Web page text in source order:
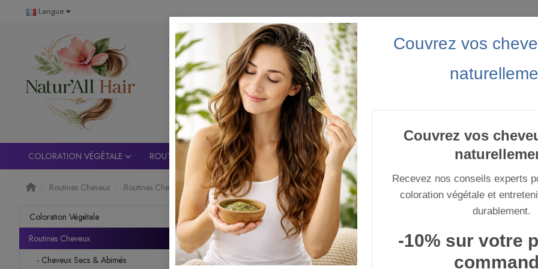
Langue
COLORATION VÉGÉTALE ROUTINES CHEVEUX SOINS NATURELS PRESTATIONS CONSEILS PROGRAMME
Routines Cheveux Routines Cheveux Routine capillaire écologique
Coloration Végétale
Routines Cheveux
- Cheveux Secs & Abimés
Routine capillaire écologique
Routine capillaire écologique : des soins
cheveux beaux et responsables
Couvrez vos
Couvrez vos
Recevez nos conseils experts
coloration végétale et
durablement.
-10% sur votre